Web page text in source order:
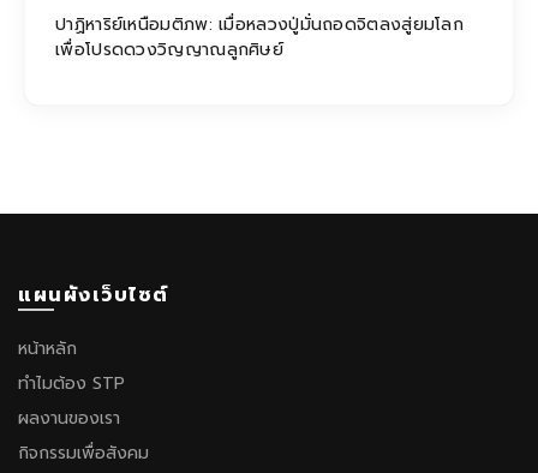
ปาฏิหาริย์เหนือมติภพ: เมื่อหลวงปู่มั่นถอดจิตลงสู่ยมโลก
เพื่อโปรดดวงวิญญาณลูกศิษย์
แผนผังเว็บไซต์
หน้าหลัก
ทำไมต้อง STP
ผลงานของเรา
กิจกรรมเพื่อสังคม